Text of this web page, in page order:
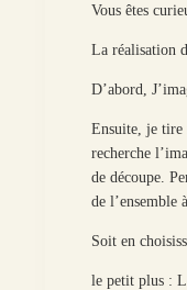
Vous êtes
La réalisation
D’abord,
Ensuite, je tire
recherche
de découpe.
de l’ensemble
Soit en
le petit plus :